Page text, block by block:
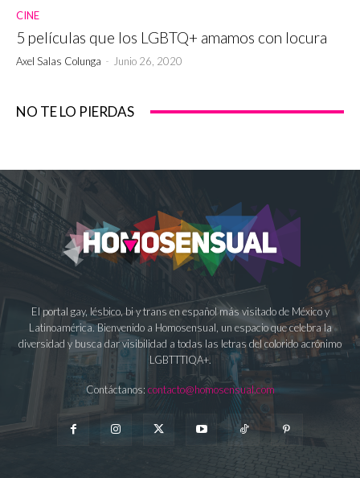
CINE
5 películas que los LGBTQ+ amamos con locura
Axel Salas Colunga - Junio 26, 2020
NO TE LO PIERDAS
El portal gay, lésbico, bi y trans en español más visitado de México y
Latinoamérica. Bienvenido a Homosensual, un espacio que celebra la
diversidad y busca dar visibilidad a todas las letras del colorido acrónimo
LGBTTTIQA+.
Contáctanos: contacto@homosensual.com